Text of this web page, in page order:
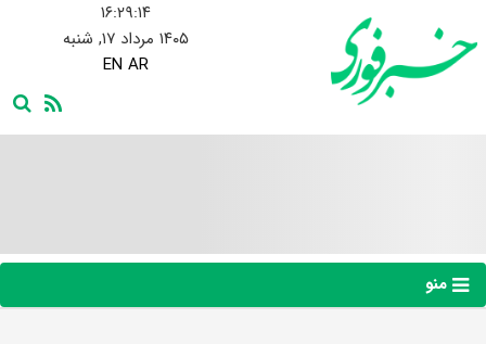
۱۶:۲۹:۱۵
۱۴۰۵ مرداد ۱۷, شنبه
EN AR
منو